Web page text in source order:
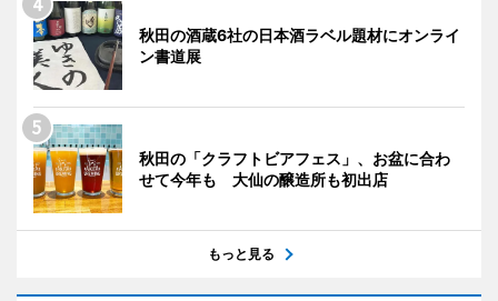
秋田の酒蔵6社の日本酒ラベル題材にオンライ
ン書道展
秋田の「クラフトビアフェス」、お盆に合わ
せて今年も 大仙の醸造所も初出店
もっと見る